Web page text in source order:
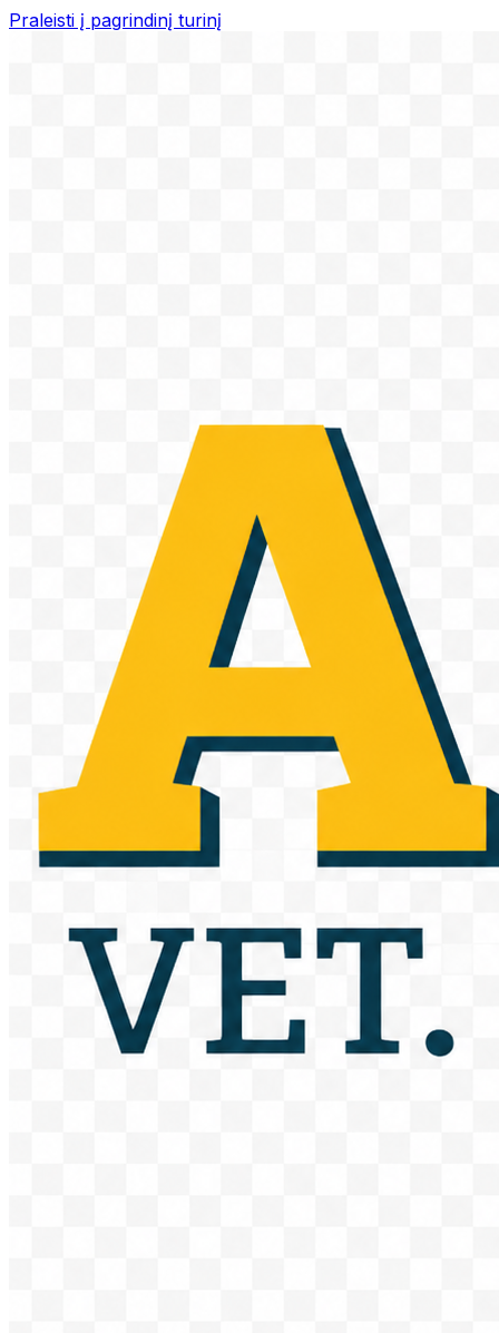
Praleisti į pagrindinį turinį